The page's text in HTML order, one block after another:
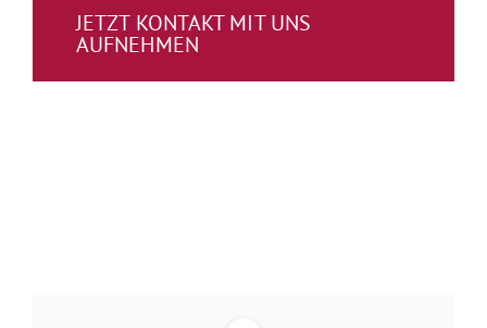
JETZT KONTAKT MIT UNS
AUFNEHMEN